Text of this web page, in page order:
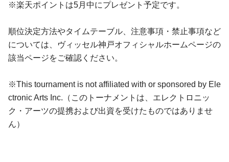
※楽天ポイントは5月中にプレゼント予定です。
順位決定方法やタイムテーブル、注意事項・禁止事項など
については、ヴィッセル神戸オフィシャルホームページの
該当ページをご確認ください。
※This tournament is not affiliated with or sponsored by Ele
ctronic Arts Inc.（このトーナメントは、エレクトロニッ
ク・アーツの提携および出資を受けたものではありませ
ん）